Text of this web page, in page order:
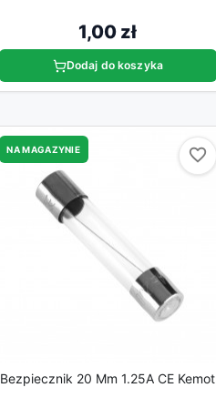
1,00 zł
Dodaj do koszyka
NA MAGAZYNIE favorite_border
Bezpiecznik 20 Mm 1.25A CE Kemot
favorite_border